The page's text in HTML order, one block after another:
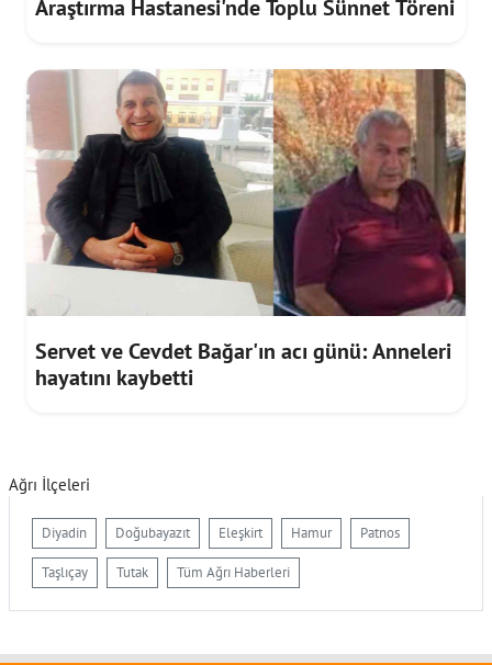
Araştırma Hastanesi'nde Toplu Sünnet Töreni
Servet ve Cevdet Bağar'ın acı günü: Anneleri
hayatını kaybetti
Ağrı İlçeleri
Diyadin Doğubayazıt Eleşkirt Hamur Patnos
Taşlıçay Tutak Tüm Ağrı Haberleri